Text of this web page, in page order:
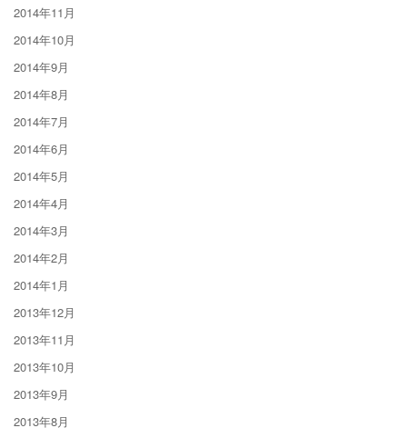
2014年11月
2014年10月
2014年9月
2014年8月
2014年7月
2014年6月
2014年5月
2014年4月
2014年3月
2014年2月
2014年1月
2013年12月
2013年11月
2013年10月
2013年9月
2013年8月